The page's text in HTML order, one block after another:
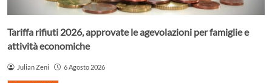
Tariffa rifiuti 2026, approvate le agevolazioni per famiglie e
attività economiche
Julian Zeni 6 Agosto 2026